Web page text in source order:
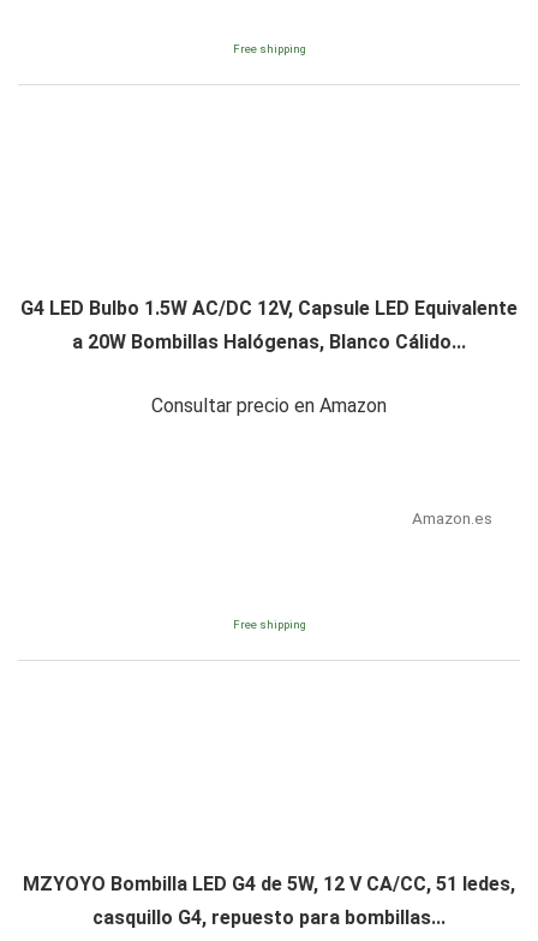
Free shipping
G4 LED Bulbo 1.5W AC/DC 12V, Capsule LED Equivalente
a 20W Bombillas Halógenas, Blanco Cálido...
Consultar precio en Amazon
Amazon.es
Free shipping
MZYOYO Bombilla LED G4 de 5W, 12 V CA/CC, 51 ledes,
casquillo G4, repuesto para bombillas...